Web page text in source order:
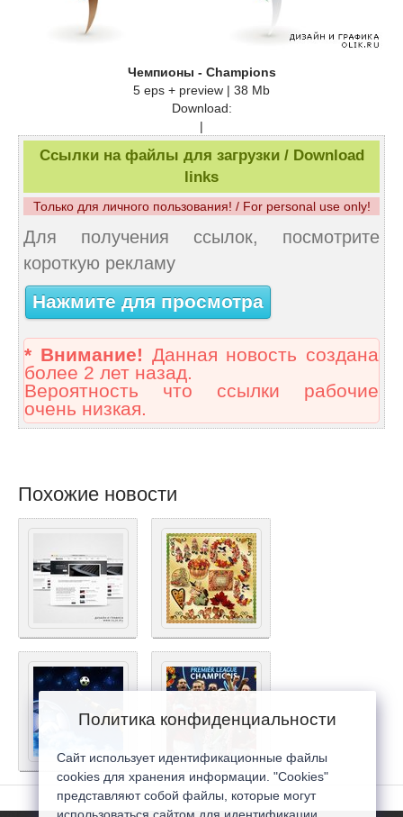
Чемпионы - Champions
5 eps + preview | 38 Mb
Download:
|
Ссылки на файлы для загрузки / Download
links
Только для личного пользования! / For personal use only!
Для получения ссылок, посмотрите
короткую рекламу
Нажмите для просмотра
* Внимание! Данная новость создана
более 2 лет назад.
Вероятность что ссылки рабочие
очень низкая.
Похожие новости
Политика конфиденциальности
Сайт использует идентификационные файлы
cookies для хранения информации. "Cookies"
представляют собой файлы, которые могут